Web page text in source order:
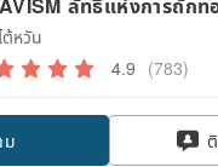
ต้หวัน
4.9 (783)
ม